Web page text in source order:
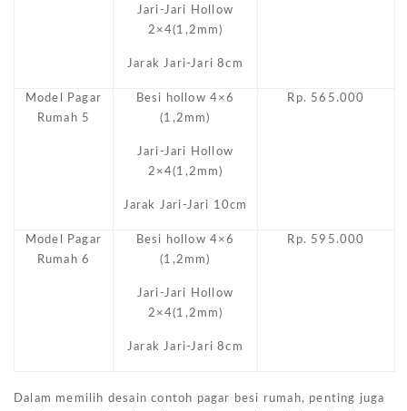
Jari-Jari Hollow
2×4(1,2mm)
Jarak Jari-Jari 8cm
Model Pagar
Rumah 5
Besi hollow 4×6
(1,2mm)
Jari-Jari Hollow
2×4(1,2mm)
Jarak Jari-Jari 10cm
Rp. 565.000
Model Pagar
Rumah 6
Besi hollow 4×6
(1,2mm)
Jari-Jari Hollow
2×4(1,2mm)
Jarak Jari-Jari 8cm
Rp. 595.000
Dalam memilih desain contoh pagar besi rumah, penting juga